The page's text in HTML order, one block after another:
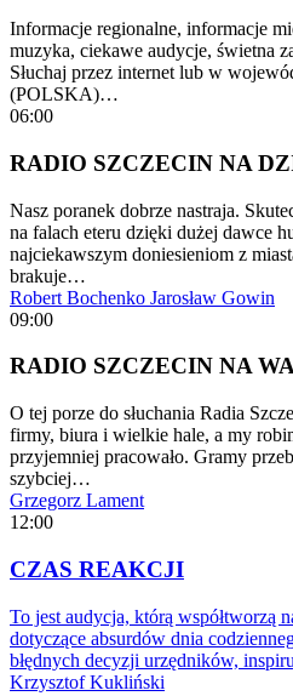
Informacje regionalne, informacje
muzyka, ciekawe audycje, świetna
Słuchaj przez internet lub w
(POLSKA)…
06:00
RADIO SZCZECIN NA
Nasz poranek dobrze nastraja.
na falach eteru dzięki dużej dawce
najciekawszym doniesieniom z
brakuje…
Robert Bochenko Jarosław Gowin
09:00
RADIO SZCZECIN NA
O tej porze do słuchania Radia
firmy, biura i wielkie hale, a my
przyjemniej pracowało. Gramy
szybciej…
Grzegorz Lament
12:00
CZAS REAKCJI
To jest audycja, którą współtworzą
dotyczące absurdów dnia
błędnych decyzji urzędników,
Krzysztof Kukliński